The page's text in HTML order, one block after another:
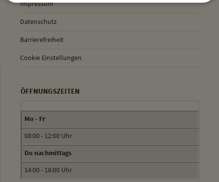
Impressum
Datenschutz
Barrierefreiheit
Cookie Einstellungen
ÖFFNUNGSZEITEN
Mo - Fr
08:00 - 12:00 Uhr
Do nachmittags
14:00 - 18:00 Uhr